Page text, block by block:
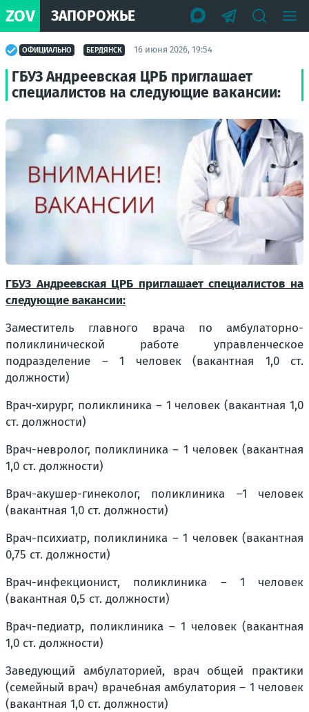
ZOV ЗАПОРОЖЬЕ
ОФИЦИАЛЬНО БЕРДЯНСК 16 июня 2026, 19:54
ГБУЗ Андреевская ЦРБ приглашает
специалистов на следующие вакансии:
ГБУЗ Андреевская ЦРБ приглашает специалистов на
следующие вакансии:
Заместитель главного врача по амбулаторно-
поликлинической работе управленческое
подразделение – 1 человек (вакантная 1,0 ст.
должности)
Врач-хирург, поликлиника – 1 человек (вакантная 1,0
ст. должности)
Врач-невролог, поликлиника – 1 человек (вакантная
1,0 ст. должности)
Врач-акушер-гинеколог, поликлиника –1 человек
(вакантная 1,0 ст. должности)
Врач-психиатр, поликлиника – 1 человек (вакантная
0,75 ст. должности)
Врач-инфекционист, поликлиника – 1 человек
(вакантная 0,5 ст. должности)
Врач-педиатр, поликлиника – 1 человек (вакантная
1,0 ст. должности)
Заведующий амбулаторией, врач общей практики
(семейный врач) врачебная амбулатория – 1 человек
(вакантная 1,0 ст. должности)